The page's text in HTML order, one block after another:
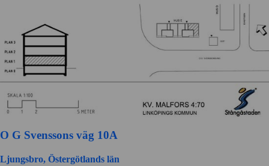
O G Svenssons väg 10A
Ljungsbro, Östergötlands län